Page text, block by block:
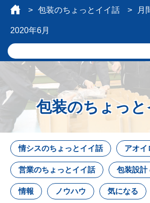
包装のちょっとイイ話 月
2020年6月
包装のちょっ
情シスのちょっとイイ話 アオイ
営業のちょっとイイ話 包装設計
情報 ノウハウ 気になる